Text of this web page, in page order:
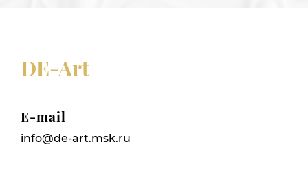
DE-Art
E-mail
info@de-art.msk.ru